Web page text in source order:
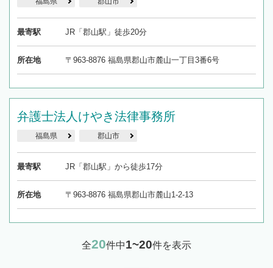
最寄駅 JR「郡山駅」徒歩20分
所在地 〒963-8876 福島県郡山市麓山一丁目3番6号
弁護士法人けやき法律事務所
福島県 郡山市
最寄駅 JR「郡山駅」から徒歩17分
所在地 〒963-8876 福島県郡山市麓山1-2-13
全20件中1~20件を表示